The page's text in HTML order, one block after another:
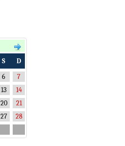
S
D
6
7
13
14
20
21
27
28